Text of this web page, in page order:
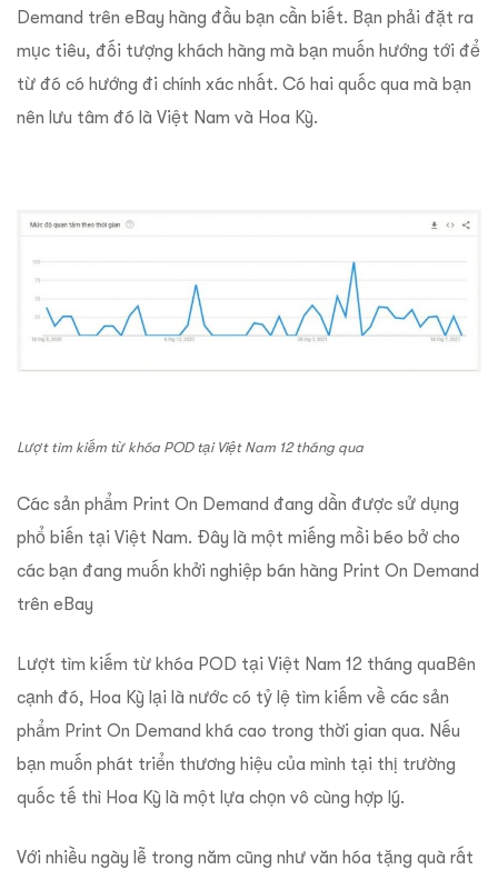
Demand trên eBay hàng đầu bạn cần biết. Bạn phải đặt ra
mục tiêu, đối tượng khách hàng mà bạn muốn hướng tới để
từ đó có hướng đi chính xác nhất. Có hai quốc qua mà bạn
nên lưu tâm đó là Việt Nam và Hoa Kỳ.
Lượt tìm kiếm từ khóa POD tại Việt Nam 12 tháng qua
Các sản phẩm Print On Demand đang dần được sử dụng
phổ biến tại Việt Nam. Đây là một miếng mồi béo bở cho
các bạn đang muốn khởi nghiệp bán hàng Print On Demand
trên eBay
Lượt tìm kiếm từ khóa POD tại Việt Nam 12 tháng quaBên
cạnh đó, Hoa Kỳ lại là nước có tỷ lệ tìm kiếm về các sản
phẩm Print On Demand khá cao trong thời gian qua. Nếu
bạn muốn phát triển thương hiệu của mình tại thị trường
quốc tế thì Hoa Kỳ là một lựa chọn vô cùng hợp lý.
Với nhiều ngày lễ trong năm cũng như văn hóa tặng quà rất